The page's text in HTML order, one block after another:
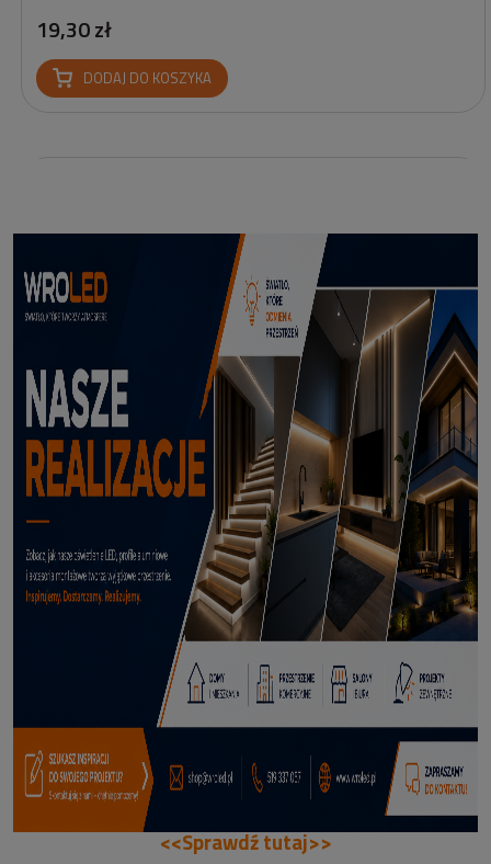
19,30 zł
DODAJ DO KOSZYKA
Profil led podtynkowy GK18-3 czarny 3m
114,50 zł
DODAJ DO KOSZYKA
<<Sprawdź tutaj>>